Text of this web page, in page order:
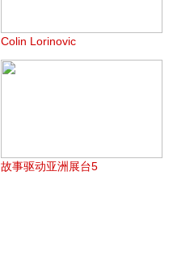
Colin Lorinovic
故事驱动亚洲展台5